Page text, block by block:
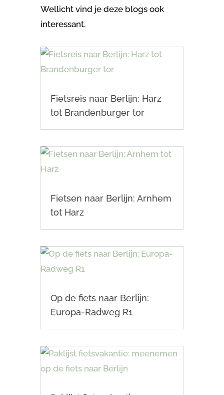
Wellicht vind je deze blogs ook
interessant.
Fietsreis naar Berlijn: Harz
tot Brandenburger tor
Fietsen naar Berlijn: Arnhem
tot Harz
Op de fiets naar Berlijn:
Europa-Radweg R1